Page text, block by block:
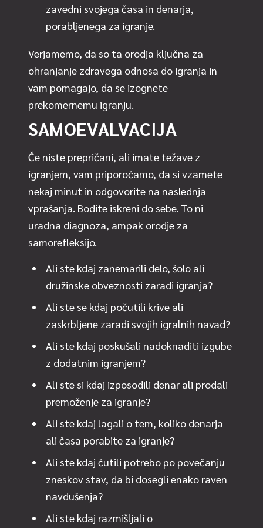
zavedni svojega časa in denarja,
porabljenega za igranje.
Verjamemo, da so ta orodja ključna za
ohranjanje zdravega odnosa do igranja in
vam pomagajo, da se izognete
prekomernemu igranju.
SAMOEVALVACIJA
Če niste prepričani, ali imate težave z
igranjem, vam priporočamo, da si vzamete
nekaj minut in odgovorite na naslednja
vprašanja. Bodite iskreni do sebe. To ni
uradna diagnoza, ampak orodje za
samorefleksijo.
Ali ste kdaj zanemarili delo, šolo ali
družinske obveznosti zaradi igranja?
Ali ste se kdaj počutili krive ali
zaskrbljene zaradi svojih igralnih navad?
Ali ste kdaj poskušali nadoknaditi izgube
z dodatnim igranjem?
Ali ste si kdaj izposodili denar ali prodali
premoženje za igranje?
Ali ste kdaj lagali o tem, koliko denarja
ali časa porabite za igranje?
Ali ste kdaj čutili potrebo po povečanju
zneskov stav, da bi dosegli enako raven
navdušenja?
Ali ste kdaj razmišljali o